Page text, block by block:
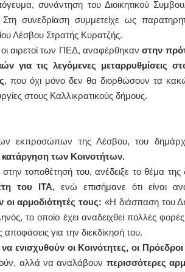
συνάντηση του Διοικητικού
συνεδρίαση συμμετείχε ως
Λέσβου Στρατής Κυρατζής.
οι αιρετοί των ΠΕΔ, αναφέρθηκανστην
για τις λεγόμενες μεταρρυθμίσεις
, που όχι μόνο δεν θα διορθώσουν τα
στους Καλλικρατικούς δήμους.
εκπροσώπων της Λέσβου, του
κατάργηση των Κοινοτήτων.
τοποθέτησή του, ανέδειξε το θέμα
του ΙΤΑ, ενώ επισήμανε ότι είναι
οι αρμοδιότητές τους: «Η διάσπαση του
το οποίο έχει αναδειχθεί πολλές
για την διεκδίκησή του.
ενισχυθούν οι Κοινότητες, οι
αλλά να αναλάβουν περισσότερες